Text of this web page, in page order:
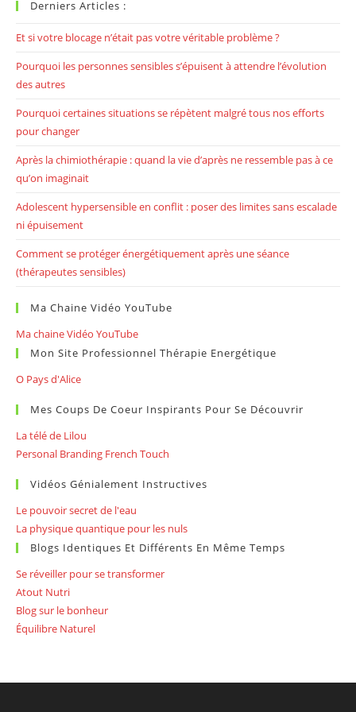
Derniers Articles :
Et si votre blocage n’était pas votre véritable problème ?
Pourquoi les personnes sensibles s’épuisent à attendre l’évolution
des autres
Pourquoi certaines situations se répètent malgré tous nos efforts
pour changer
Après la chimiothérapie : quand la vie d’après ne ressemble pas à ce
qu’on imaginait
Adolescent hypersensible en conflit : poser des limites sans escalade
ni épuisement
Comment se protéger énergétiquement après une séance
(thérapeutes sensibles)
Ma Chaine Vidéo YouTube
Ma chaine Vidéo YouTube
Mon Site Professionnel Thérapie Energétique
O Pays d'Alice
Mes Coups De Coeur Inspirants Pour Se Découvrir
La télé de Lilou
Personal Branding French Touch
Vidéos Génialement Instructives
Le pouvoir secret de l'eau
La physique quantique pour les nuls
Blogs Identiques Et Différents En Même Temps
Se réveiller pour se transformer
Atout Nutri
Blog sur le bonheur
Équilibre Naturel